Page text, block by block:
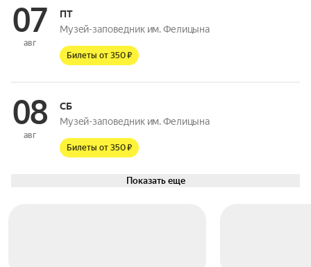
07
авг
ПТ
Музей-заповедник им. Фелицына
Билеты от 350 ₽
08
авг
СБ
Музей-заповедник им. Фелицына
Билеты от 350 ₽
Показать еще